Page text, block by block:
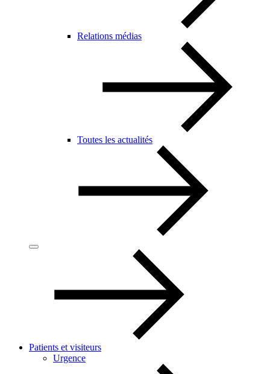
Relations médias
Toutes les actualités
Patients et visiteurs
Urgence